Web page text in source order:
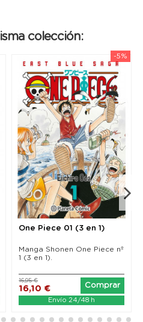
colección:
-5%
One Piece 01 (3 en 1)
Manga Shonen One Piece nº
1 (3 en 1).
16,10 €
16,95 €
Comprar
Envío 24/48 h